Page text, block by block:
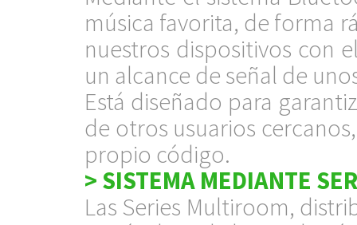
música favorita, de forma
nuestros dispositivos con
un alcance de señal de
Está diseñado para
de otros usuarios
propio código.
> SISTEMA MEDIANTE
Las Series Multiroom,